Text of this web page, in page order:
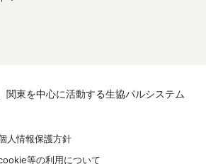
関東を中心に活動する生協パルシステム
人情報保護方針
等の利用について